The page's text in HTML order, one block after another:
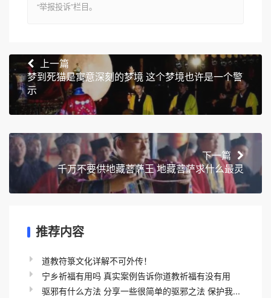
“举报投诉”栏目。
上一篇
梦到死猫是寓意深刻的梦境 这个梦境也许是一个警
示
下一篇
千万不要供地藏菩萨王 地藏菩萨求什么最灵
推荐内容
道教符箓文化详解不可外传！
宁乡祈福有用吗 真实案例告诉你道教祈福有没有用
驱邪有什么方法 分享一些很简单的驱邪之法 保护我...